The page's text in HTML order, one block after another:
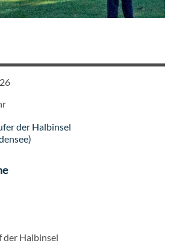
der Halbinsel
anzeigen
der Halbinsel